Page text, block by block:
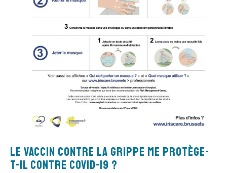
Le vaccin contre la grippe me protège-
t-il contre coVID-19 ?